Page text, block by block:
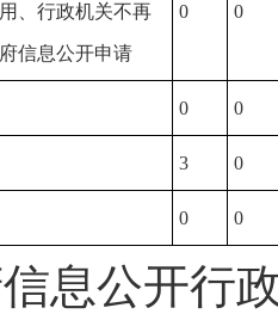
、行政机关不再
信息公开申请
0 0
0 0
3 0
0 0
息公开行